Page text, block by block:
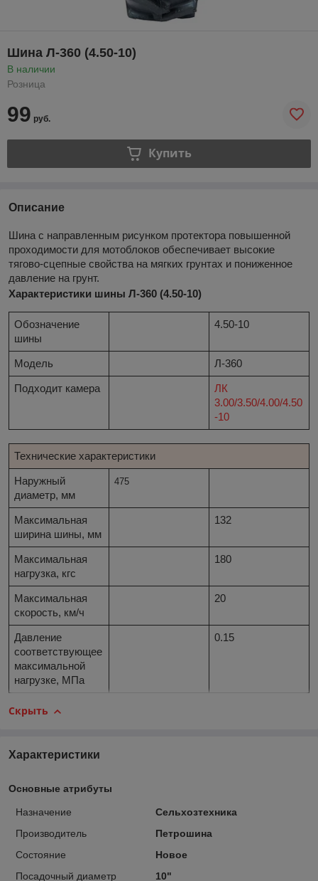
Шина Л-360 (4.50-10)
В наличии
Розница
99 руб.
Купить
Описание
Шина с направленным рисунком протектора повышенной
проходимости для мотоблоков обеспечивает высокие
тягово-сцепные свойства на мягких грунтах и пониженное
давление на грунт.
Характеристики шины Л-360 (4.50-10)
Обозначение
шины
4.50-10
Модель Л-360
Подходит камера
ЛК
3.00/3.50/4.00/4.50
-10
Технические характеристики
Наружный
диаметр, мм
475
Максимальная
ширина шины, мм
132
Максимальная
нагрузка, кгс
180
Максимальная
скорость, км/ч
20
Давление
соответствующее
максимальной
нагрузке, МПа
0.15
Скрыть
Характеристики
Основные атрибуты
Назначение
Сельхозтехника
Производитель
Петрошина
Состояние
Новое
Посадочный диаметр
10"